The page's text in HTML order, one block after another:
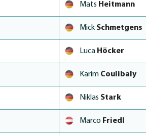
Mats Heitmann
Mick Schmetgens
Luca Höcker
Karim Coulibaly
Niklas Stark
Marco Friedl